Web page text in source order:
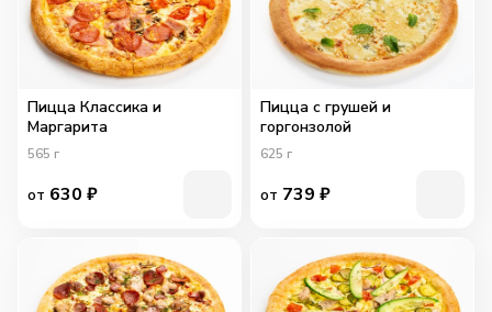
Пицца Классика и
Маргарита
565 г
от 630 ₽
Пицца с грушей и
горгонзолой
625 г
от 739 ₽